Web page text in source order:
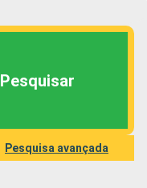
Pesquisar
Pesquisa avançada